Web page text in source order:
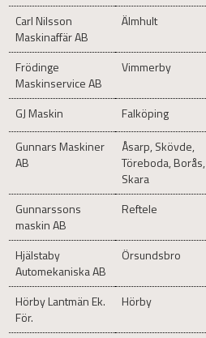
Carl Nilsson
Maskinaffär AB
Älmhult
Frödinge
Maskinservice AB
Vimmerby
GJ Maskin Falköping
Gunnars Maskiner
AB
Åsarp, Skövde,
Töreboda, Borås,
Skara
Gunnarssons
maskin AB
Reftele
Hjälstaby
Automekaniska AB
Örsundsbro
Hörby Lantmän Ek.
För.
Hörby